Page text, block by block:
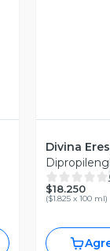
Divina Eres
$18.250
($1.825 x 100 ml)